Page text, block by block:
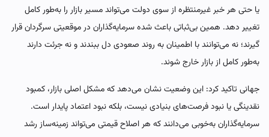
یا حتی هر خبر غیرمنتظره از سوی دولت می‌تواند مسیر بازار را به‌طور کامل
تغییر دهد. همین بی‌ثباتی باعث شده سرمایه‌گذاران در موقعیتی سرگردان قرار
گیرند؛ نه می‌توانند با اطمینان به روند صعودی دل ببندند و نه جرئت دارند
به‌طور کامل از بازار خارج شوند.
جهانی تاکید کرد: این وضعیت نشان می‌دهد که مشکل اصلی بازار، کمبود
نقدینگی یا نبود فرصت‌های بنیادی نیست، بلکه نبود اعتماد پایدار است.
سرمایه‌گذاران به‌خوبی می‌دانند که هر اصلاح قیمتی می‌تواند زمینه‌ساز رشد